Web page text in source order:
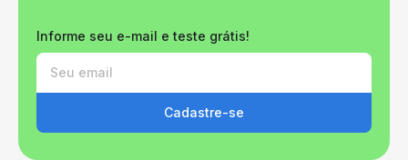
Informe seu e-mail e teste grátis!
Cadastre-se